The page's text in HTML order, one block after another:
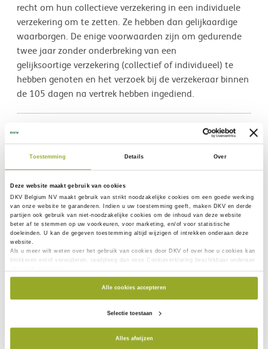
Toestemming Details Over
Deze website maakt gebruik van cookies
DKV Belgium NV maakt gebruik van strikt noodzakelijke cookies om een goede werking
van onze website te garanderen. Indien u uw toestemming geeft, maken DKV en derde
partijen ook gebruik van niet-noodzakelijke cookies om de inhoud van deze website
beter af te stemmen op uw voorkeuren, voor marketing, en/of voor statistische
doeleinden. U kan de gegeven toestemming altijd wijzigen of intrekken onderaan deze
website.
Als u meer wilt weten over het gebruik van cookies door DKV of over hoe u cookies kan
blokkeren en/of verwijderen, raadpleeg dan onze Cookieverklaring beschikbaar onderaan
Alle cookies accepteren
Selectie toestaan
Alles afwijzen
recht om hun collectieve verzekering in een individuele
verzekering om te zetten. Ze hebben dan gelijkaardige
waarborgen. De enige voorwaarden zijn om gedurende
twee jaar zonder onderbreking van een
gelijksoortige verzekering (collectief of individueel) te
hebben genoten en het verzoek bij de verzekeraar binnen
de 105 dagen na vertrek hebben ingediend.
Verzekerd via mijn werkgever
Mijn contract beheren
Bijkomende waarborgen